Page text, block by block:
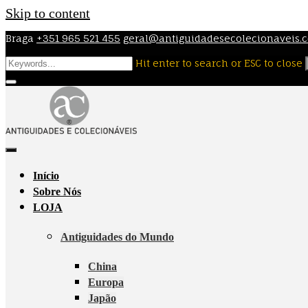
Skip to content
Braga +351 965 521 455
Hit enter to search or ESC to close
Início
Sobre Nós
LOJA
Antiguidades do Mundo
China
Europa
Japão